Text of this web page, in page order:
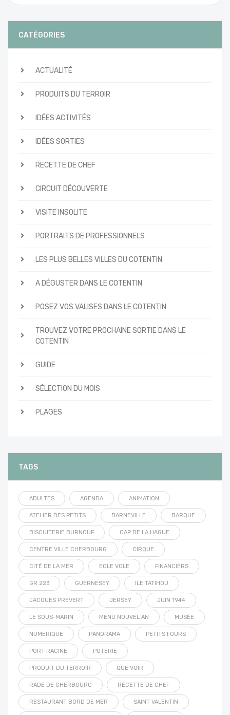
CATÉGORIES
ACTUALITÉ
PRODUITS DU TERROIR
IDÉES ACTIVITÉS
IDÉES SORTIES
RECETTE DE CHEF
CIRCUIT DÉCOUVERTE
VISITE INSOLITE
PORTRAITS DE PROFESSIONNELS
LES PLUS BELLES VILLES DU COTENTIN
A DÉGUSTER DANS LE COTENTIN
POSEZ VOS VALISES DANS LE COTENTIN
TROUVEZ VOTRE PROCHAINE SORTIE DANS LE
COTENTIN
GUIDE
SÉLECTION DU MOIS
PLAGES
TAGS
ADULTES AGENDA ANIMATION
ATELIER DES PETITS BARNEVILLE BARQUE
BISCUITERIE BURNOUF CAP DE LA HAGUE
CENTRE VILLE CHERBOURG CIRQUE
CITÉ DE LA MER EOLE VOLE FINANCIERS
GR 223 GUERNESEY ILE TATIHOU
JACQUES PRÉVERT JERSEY JUIN 1944
LE SOUS-MARIN MENU NOUVEL AN MUSÉE
NUMÉRIQUE PANORAMA PETITS FOURS
PORT RACINE POTERIE
PRODUIT DU TERROIR QUE VOIR
RADE DE CHERBOURG RECETTE DE CHEF
RESTAURANT BORD DE MER SAINT VALENTIN